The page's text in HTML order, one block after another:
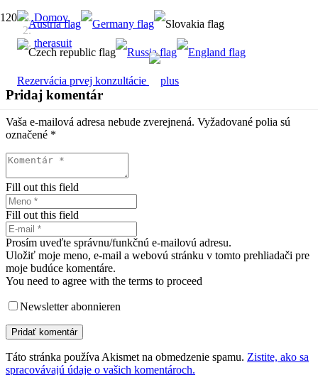
Rezervácia prvej konzultácie
Domov
therasuit
Pridaj komentár
Vaša e-mailová adresa nebude zverejnená. Vyžadované polia sú
označené *
Fill out this field
Fill out this field
Prosím uveďte správnu/funkčnú e-mailovú adresu.
Uložiť moje meno, e-mail a webovú stránku v tomto prehliadači pre
moje budúce komentáre.
You need to agree with the terms to proceed
Newsletter abonnieren
Pridať komentár
Táto stránka používa Akismet na obmedzenie spamu. Zistite, ako sa
spracovávajú údaje o vašich komentároch.